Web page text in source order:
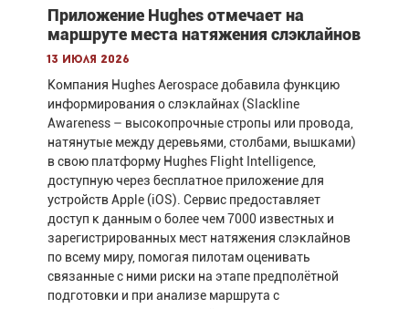
Приложение Hughes отмечает на
маршруте места натяжения слэклайнов
13 июля 2026
Компания Hughes Aerospace добавила функцию
информирования о слэклайнах (Slackline
Awareness – высокопрочные стропы или провода,
натянутые между деревьями, столбами, вышками)
в свою платформу Hughes Flight Intelligence,
доступную через бесплатное приложение для
устройств Apple (iOS). Сервис предоставляет
доступ к данным о более чем 7000 известных и
зарегистрированных мест натяжения слэклайнов
по всему миру, помогая пилотам оценивать
связанные с ними риски на этапе предполётной
подготовки и при анализе маршрута с